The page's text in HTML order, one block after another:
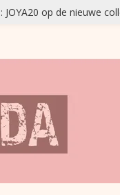
JOYA20 op de nieuwe